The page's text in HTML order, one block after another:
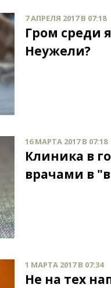
7 АПРЕЛЯ 2017 В 07:18
Гром среди
Неужели?
16 МАРТА 2017 В 07:18
Клиника в
врачами в
1 МАРТА 2017 В 07:34
Не на тех